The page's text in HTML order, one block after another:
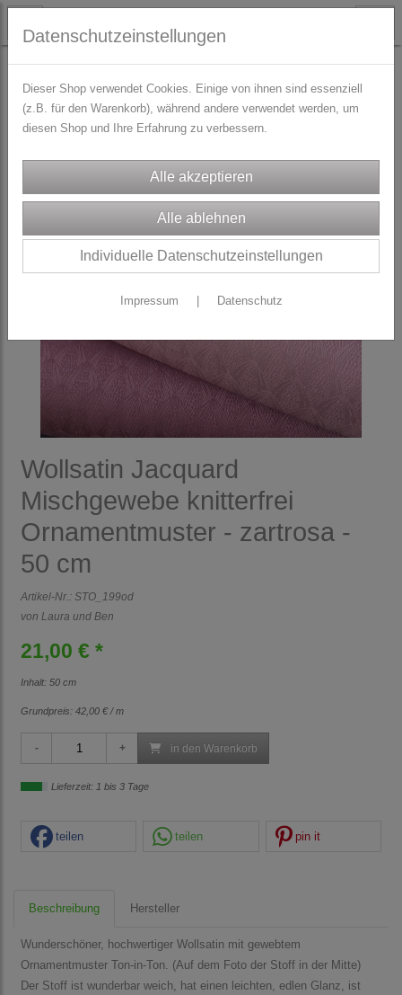
STOFFE knitterfreie Rockstoffe
Wollsatin Jacquard
Mischgewebe knitterfrei
Ornamentmuster - zartrosa -
50 cm
Artikel-Nr.: STO_199od
von Laura und Ben
21,00 € *
Inhalt: 50 cm
Grundpreis: 42,00 € / m
in den Warenkorb
Lieferzeit: 1 bis 3 Tage
teilen teilen pin it
Beschreibung Hersteller
Wunderschöner, hochwertiger Wollsatin mit gewebtem
Ornamentmuster Ton-in-Ton. (Auf dem Foto der Stoff in der Mitte)
Der Stoff ist wunderbar weich, hat einen leichten, edlen Glanz, ist
Datenschutzeinstellungen
Dieser Shop verwendet Cookies. Einige von ihnen sind essenziell
(z.B. für den Warenkorb), während andere verwendet werden, um
diesen Shop und Ihre Erfahrung zu verbessern.
Individuelle Datenschutzeinstellungen
Impressum Datenschutz